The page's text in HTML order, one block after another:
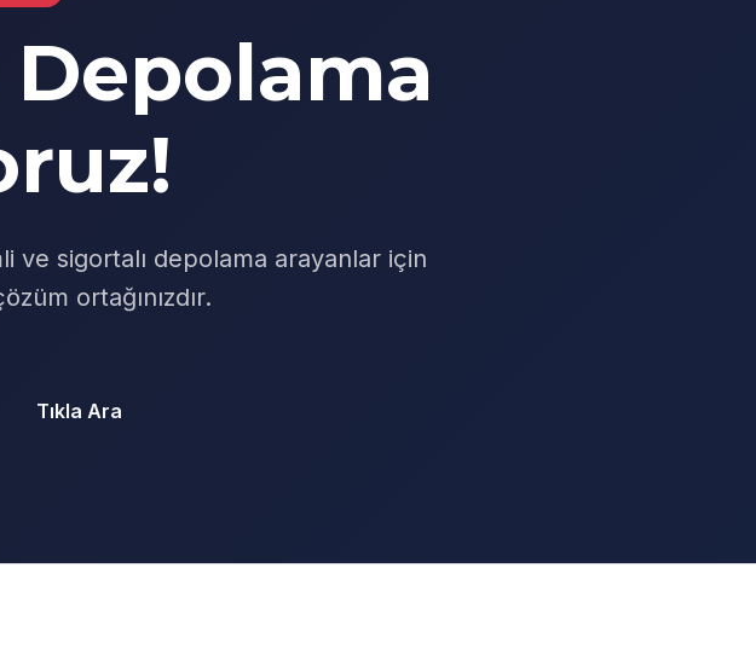
Depolama
ve sigortalı depolama arayanlar için
ortağınızdır.
Tıkla Ara